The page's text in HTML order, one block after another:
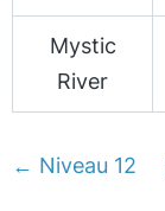
Mystic
River
← Niveau 12